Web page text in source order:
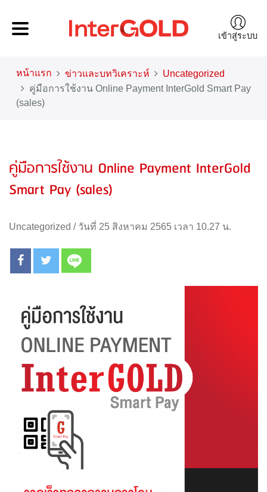
เข้าสู่ระบบ
หน้าแรก ข่าวและบทวิเคราะห์
Uncategorized
คู่มือการใช้งาน Online Payment InterGold Smart Pay
(sales)
คู่มือการใช้งาน Online Payment InterGold
Smart Pay (sales)
Uncategorized / วันที่ 25 สิงหาคม 2565 เวลา 10.27 น.